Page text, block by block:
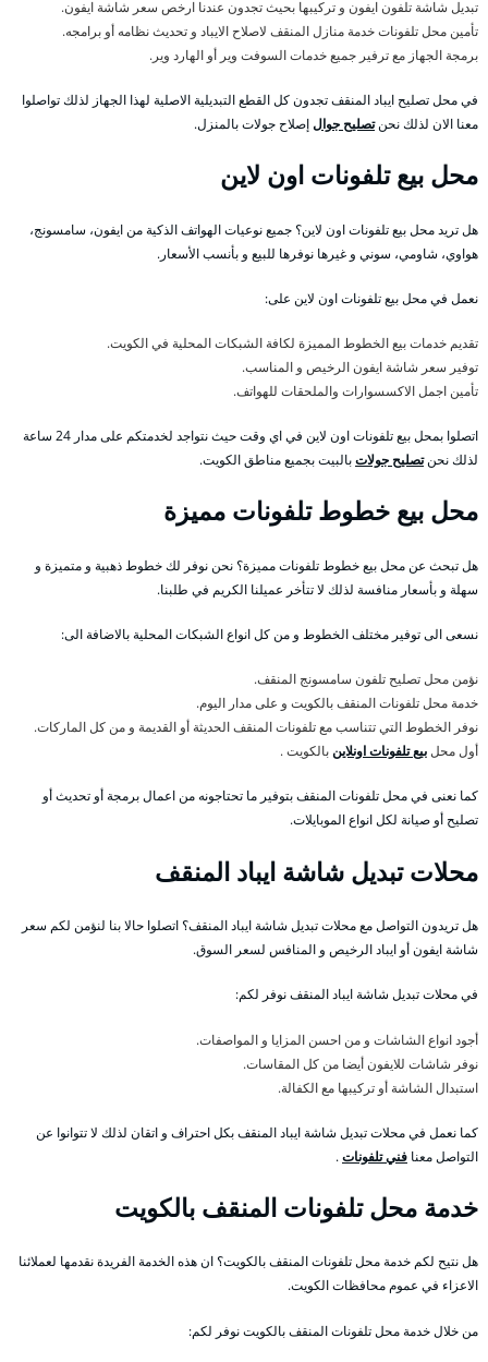
تبديل شاشة تلفون ايفون و تركيبها بحيث تجدون عندنا ارخص سعر شاشة ايفون.
تأمين محل تلفونات خدمة منازل المنقف لاصلاح الايباد و تحديث نظامه أو برامجه.
برمجة الجهاز مع ترفير جميع خدمات السوفت وير أو الهارد وير.
في محل تصليح ايباد المنقف تجدون كل القطع التبديلية الاصلية لهذا الجهاز لذلك تواصلوا
معنا الان لذلك نحنتصليح جوالإصلاح جولات بالمنزل.
محل بيع تلفونات اون لاين
هل تريد محل بيع تلفونات اون لاين؟ جميع نوعيات الهواتف الذكية من ايفون، سامسونج،
هواوي، شاومي، سوني و غيرها نوفرها للبيع و بأنسب الأسعار.
نعمل في محل بيع تلفونات اون لاين على:
تقديم خدمات بيع الخطوط المميزة لكافة الشبكات المحلية في الكويت.
توفير سعر شاشة ايفون الرخيص و المناسب.
تأمين اجمل الاكسسوارات والملحقات للهواتف.
اتصلوا بمحل بيع تلفونات اون لاين في اي وقت حيث نتواجد لخدمتكم على مدار 24 ساعة
لذلك نحنتصليح جولاتبالبيت بجميع مناطق الكويت.
محل بيع خطوط تلفونات مميزة
هل تبحث عن محل بيع خطوط تلفونات مميزة؟ نحن نوفر لك خطوط ذهبية و متميزة و
سهلة و بأسعار منافسة لذلك لا تتأخر عميلنا الكريم في طلبنا.
نسعى الى توفير مختلف الخطوط و من كل انواع الشبكات المحلية بالاضافة الى:
نؤمن محل تصليح تلفون سامسونج المنقف.
خدمة محل تلفونات المنقف بالكويت و على مدار اليوم.
نوفر الخطوط التي تتناسب مع تلفونات المنقف الحديثة أو القديمة و من كل الماركات.
أول محلبيع تلفونات اونلاينبالكويت .
كما نعنى في محل تلفونات المنقف بتوفير ما تحتاجونه من اعمال برمجة أو تحديث أو
تصليح أو صيانة لكل انواع الموبايلات.
محلات تبديل شاشة ايباد المنقف
هل تريدون التواصل مع محلات تبديل شاشة ايباد المنقف؟ اتصلوا حالا بنا لنؤمن لكم سعر
شاشة ايفون أو ايباد الرخيص و المنافس لسعر السوق.
في محلات تبديل شاشة ايباد المنقف نوفر لكم:
أجود انواع الشاشات و من احسن المزايا و المواصفات.
نوفر شاشات للايفون أيضا من كل المقاسات.
استبدال الشاشة أو تركيبها مع الكفالة.
كما نعمل في محلات تبديل شاشة ايباد المنقف بكل احتراف و اتقان لذلك لا تتوانوا عن
التواصل معنا فني تلفونات.
خدمة محل تلفونات المنقف بالكويت
هل نتيح لكم خدمة محل تلفونات المنقف بالكويت؟ ان هذه الخدمة الفريدة نقدمها لعملائنا
الاعزاء في عموم محافظات الكويت.
من خلال خدمة محل تلفونات المنقف بالكويت نوفر لكم: